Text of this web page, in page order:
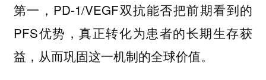
第一，PD-1/VEGF双抗能否把前期看到的
PFS优势，真正转化为患者的长期生存获
益，从而巩固这一机制的全球价值。